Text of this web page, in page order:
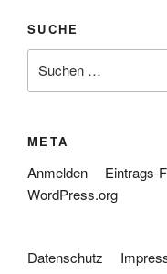
SUCHE
nach:
META
Anmelden Eintrags-
WordPress.org
Datenschutz